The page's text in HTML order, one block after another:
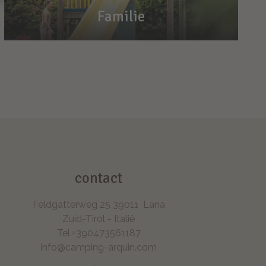
Familie
contact
Feldgatterweg 25 39011
Lana
Zuid-Tirol - Italië
Tel.+390473561187
info@camping-arquin.com